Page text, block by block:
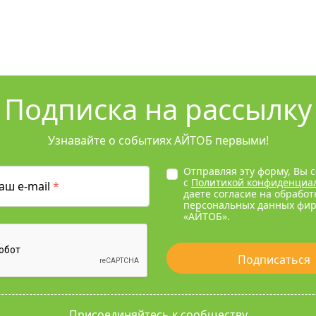
Подписка на рассылку
Узнавайте о событиях АЙТОБ первыми!
e-mail *
Отправляя эту форму, Вы
с Политикой
даете согласие на
персональных данных
«АЙТОБ».
Подписаться